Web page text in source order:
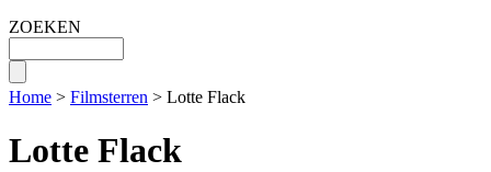
ZOEKEN
Home > Filmsterren > Lotte Flack
Lotte Flack